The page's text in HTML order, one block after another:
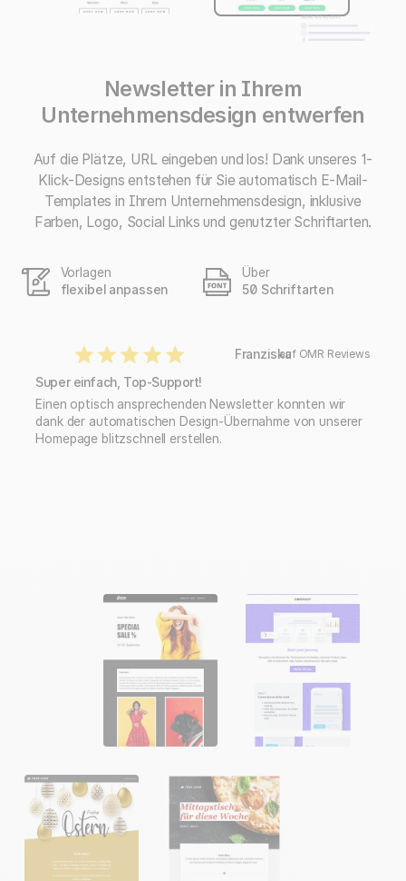
Newsletter in Ihrem
Unternehmensdesign entwerfen
Auf die Plätze, URL eingeben und los! Dank unseres 1-
Klick-Designs entstehen für Sie automatisch E-Mail-
Templates in Ihrem Unternehmensdesign, inklusive
Farben, Logo, Social Links und genutzter Schriftarten.
Vorlagen
flexibel anpassen
Über
50 Schriftarten
Franziskaauf OMR Reviews
Super einfach, Top-Support!
Einen optisch ansprechenden Newsletter konnten wir
dank der automatischen Design-Übernahme von unserer
Homepage blitzschnell erstellen.